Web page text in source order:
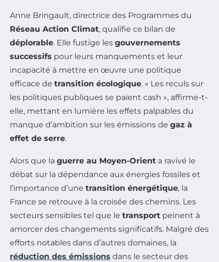
Anne Bringault, directrice des Programmes du
Réseau Action Climat, qualifie ce bilan de
déplorable. Elle fustige les gouvernements
successifs pour leurs manquements et leur
incapacité à mettre en œuvre une politique
efficace de transition écologique. « Les reculs sur
les politiques publiques se paient cash », affirme-t-
elle, mettant en lumière les effets palpables du
manque d’ambition sur les émissions de gaz à
effet de serre.
Alors que la guerre au Moyen-Orient a ravivé le
débat sur la dépendance aux énergies fossiles et
l’importance d’une transition énergétique, la
France se retrouve à la croisée des chemins. Les
secteurs sensibles tel que le transport peinent à
amorcer des changements significatifs. Malgré des
efforts notables dans d’autres domaines, la
réduction des émissions dans le secteur des